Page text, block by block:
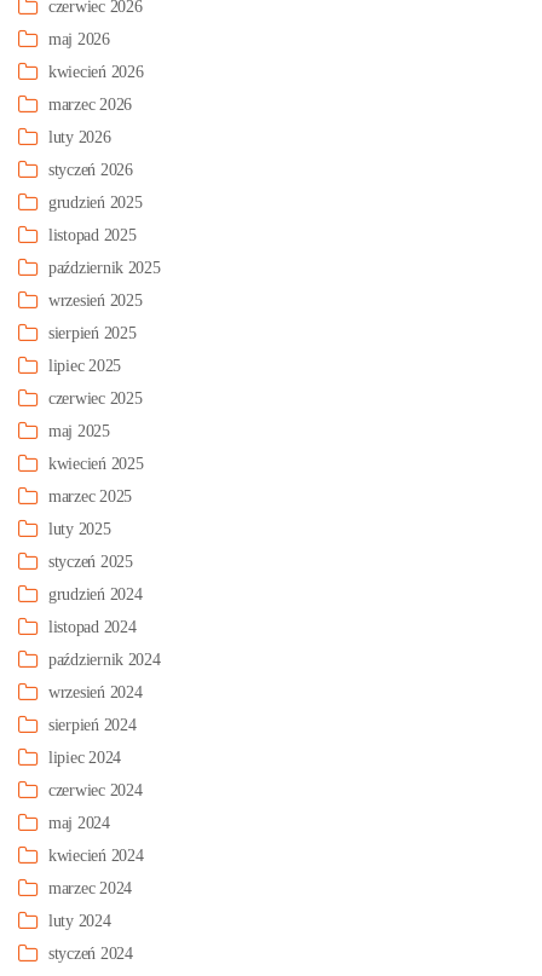
czerwiec 2026
maj 2026
kwiecień 2026
marzec 2026
luty 2026
styczeń 2026
grudzień 2025
listopad 2025
październik 2025
wrzesień 2025
sierpień 2025
lipiec 2025
czerwiec 2025
maj 2025
kwiecień 2025
marzec 2025
luty 2025
styczeń 2025
grudzień 2024
listopad 2024
październik 2024
wrzesień 2024
sierpień 2024
lipiec 2024
czerwiec 2024
maj 2024
kwiecień 2024
marzec 2024
luty 2024
styczeń 2024